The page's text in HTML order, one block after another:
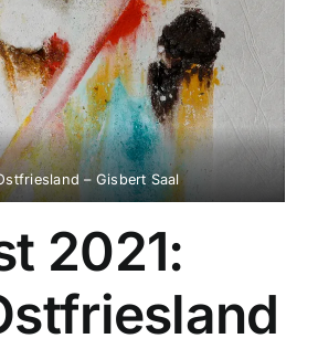
– Gisbert Saal
2021: